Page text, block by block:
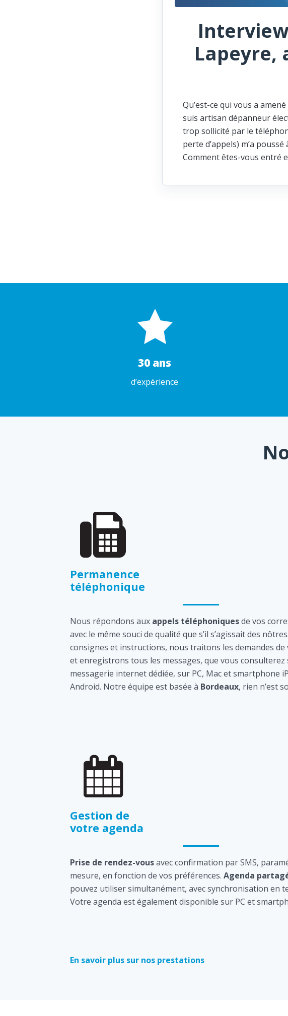
Lapeyre,
Qu’est-ce qui vous a
suis artisan dépanneur
trop sollicité par le
perte d’appels) m’a
Comment êtes-vous entré
30 ans
d’expérience
Permanence
téléphonique
Nous répondons aux appels téléphoniquesde vos
avec le même souci de qualité que s’il s’agissait des
consignes et instructions, nous traitons les demandes de
et enregistrons tous les messages, que vous
messagerie internet dédiée, sur PC, Mac et smartphone
Android. Notre équipe est basée à Bordeaux, rien n’est
Gestion de
votre agenda
Prise de rendez-vousavec confirmation par SMS,
mesure, en fonction de vos préférences. Agenda
pouvez utiliser simultanément, avec synchronisation en
Votre agenda est également disponible sur PC et
En savoir plus sur nos prestations